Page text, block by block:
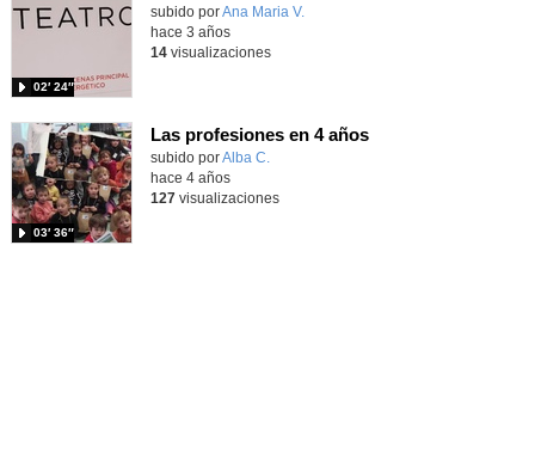
Contenido educativo.
subido porAna Maria V.
02′ 24″
hace 3 años
14visualizaciones
Las profesiones en 4 años
Contenido educativo.
subido porAlba C.
03′ 36″
hace 4 años
127visualizaciones